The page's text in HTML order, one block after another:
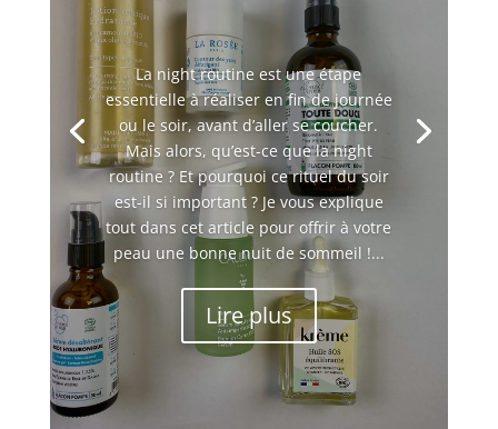
La night routine est une étape
essentielle à réaliser en fin de journée
ou le soir, avant d’aller se coucher.
Mais alors, qu’est-ce que la night
routine ? Et pourquoi ce rituel du soir
est-il si important ? Je vous explique
tout dans cet article pour offrir à votre
peau une bonne nuit de sommeil !...
Lire plus